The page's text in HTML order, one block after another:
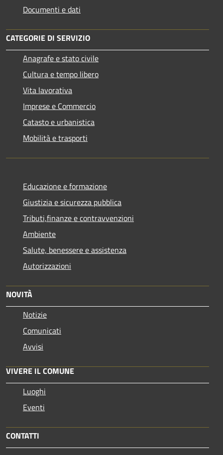
Documenti e dati
CATEGORIE DI SERVIZIO
Anagrafe e stato civile
Cultura e tempo libero
Vita lavorativa
Imprese e Commercio
Catasto e urbanistica
Mobilità e trasporti
Educazione e formazione
Giustizia e sicurezza pubblica
Tributi,finanze e contravvenzioni
Ambiente
Salute, benessere e assistenza
Autorizzazioni
NOVITÀ
Notizie
Comunicati
Avvisi
VIVERE IL COMUNE
Luoghi
Eventi
CONTATTI